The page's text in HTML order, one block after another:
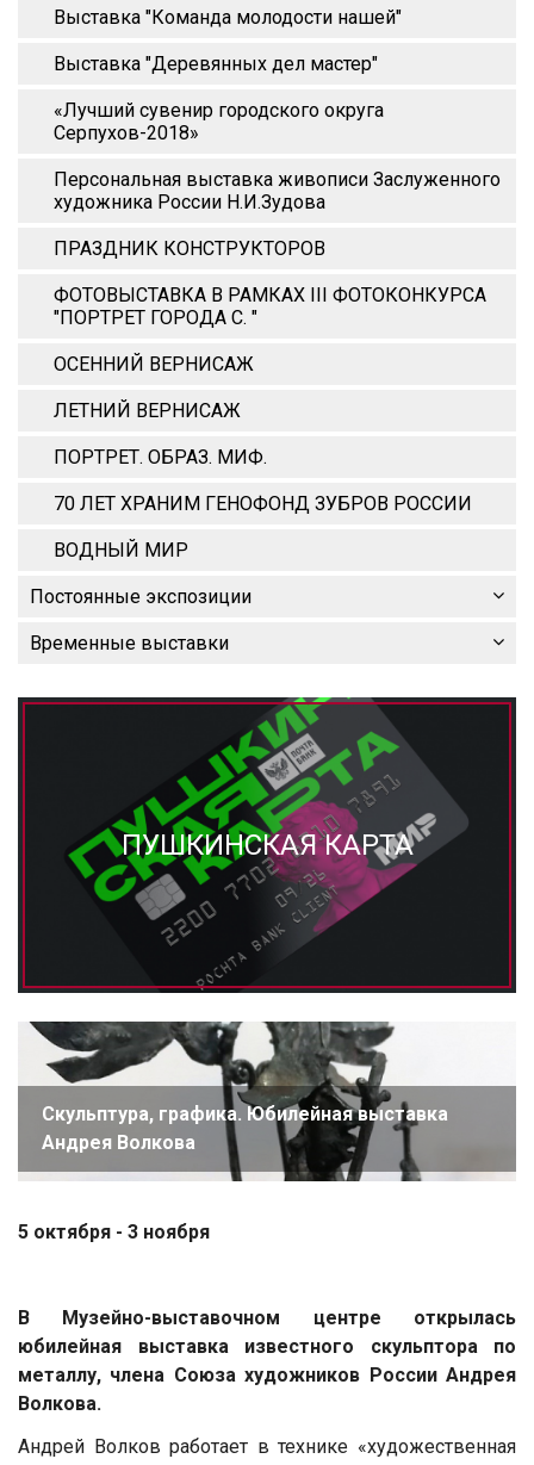
Выставка "Команда молодости нашей"
Выставка "Деревянных дел мастер"
«Лучший сувенир городского округа
Серпухов-2018»
Персональная выставка живописи Заслуженного
художника России Н.И.Зудова
ПРАЗДНИК КОНСТРУКТОРОВ
ФОТОВЫСТАВКА В РАМКАХ III ФОТОКОНКУРСА
"ПОРТРЕТ ГОРОДА С. "
ОСЕННИЙ ВЕРНИСАЖ
ЛЕТНИЙ ВЕРНИСАЖ
ПОРТРЕТ. ОБРАЗ. МИФ.
70 ЛЕТ ХРАНИМ ГЕНОФОНД ЗУБРОВ РОССИИ
ВОДНЫЙ МИР
Постоянные экспозиции
Временные выставки
ПУШКИНСКАЯ КАРТА
Скульптура, графика. Юбилейная выставка
Андрея Волкова
5 октября - 3 ноября
В Музейно-выставочном центре открылась
юбилейная выставка известного скульптора по
металлу, члена Союза художников России Андрея
Волкова.
Андрей Волков работает в технике «художественная